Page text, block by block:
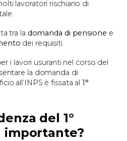
lavoratori rischiano di
tra la domanda di pensione e
dei requisiti.
i lavori usuranti nel corso del
la domanda di
all’INPS è fissata al1°
del 1°
importante?